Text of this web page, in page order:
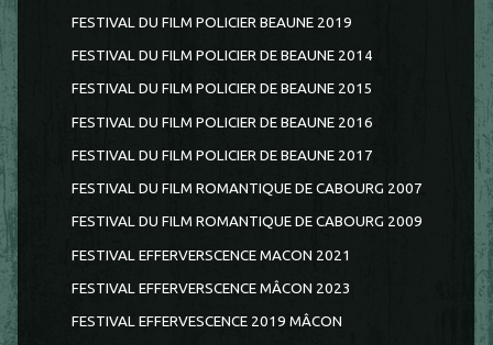
FESTIVAL DU FILM POLICIER BEAUNE 2019
FESTIVAL DU FILM POLICIER DE BEAUNE 2014
FESTIVAL DU FILM POLICIER DE BEAUNE 2015
FESTIVAL DU FILM POLICIER DE BEAUNE 2016
FESTIVAL DU FILM POLICIER DE BEAUNE 2017
FESTIVAL DU FILM ROMANTIQUE DE CABOURG 2007
FESTIVAL DU FILM ROMANTIQUE DE CABOURG 2009
FESTIVAL EFFERVERSCENCE MACON 2021
FESTIVAL EFFERVERSCENCE MÂCON 2023
FESTIVAL EFFERVESCENCE 2019 MÂCON